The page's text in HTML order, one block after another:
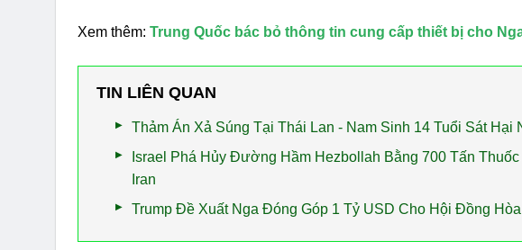
Xem thêm: Trung Quốc bác bỏ thông tin cung cấp thiết bị cho
TIN LIÊN QUAN
Thảm Án Xả Súng Tại Thái Lan - Nam Sinh 14 Tuổi Sát
Israel Phá Hủy Đường Hầm Hezbollah Bằng 700 Tấn
Iran
Trump Đề Xuất Nga Đóng Góp 1 Tỷ USD Cho Hội Đồng